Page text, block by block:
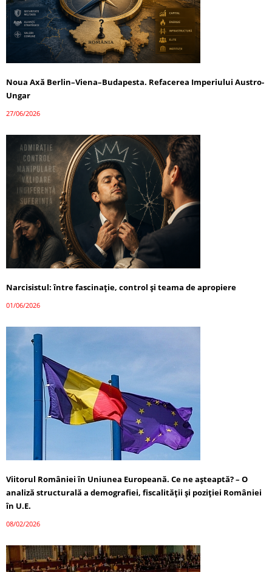
Noua Axă Berlin–Viena–Budapesta. Refacerea Imperiului Austro-
Ungar
27/06/2026
Narcisistul: între fascinație, control și teama de apropiere
01/06/2026
Viitorul României în Uniunea Europeană. Ce ne așteaptă? – O
analiză structurală a demografiei, fiscalității și poziției României
în U.E.
08/02/2026